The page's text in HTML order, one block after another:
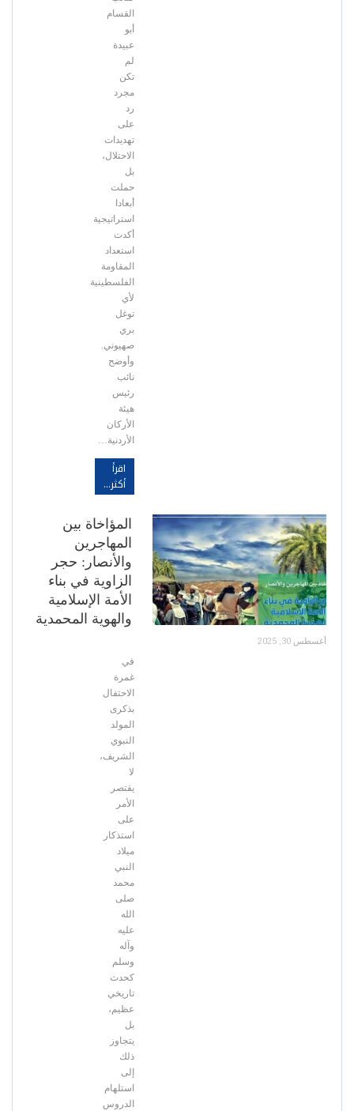
القسام
أبو
عبيدة
لم
تكن
مجرد
رد
على
تهديدات
الاحتلال،
بل
حملت
أبعادا
استراتيجية
أكدت
استعداد
المقاومة
الفلسطينية
لأي
توغل
بري
صهيوني.
وأوضح
نائب
رئيس
هيئة
الأركان
الأردنية…
اقرأ
أكثر...
المؤاخاة بين
المهاجرين
والأنصار: حجر
الزاوية في بناء
الأمة الإسلامية
والهوية المحمدية
أغسطس 30, 2025
في
غمرة
الاحتفال
بذكرى
المولد
النبوي
الشريف،
لا
يقتصر
الأمر
على
استذكار
ميلاد
النبي
محمد
صلى
الله
عليه
وآله
وسلم
كحدث
تاريخي
عظيم،
بل
يتجاوز
ذلك
إلى
استلهام
الدروس